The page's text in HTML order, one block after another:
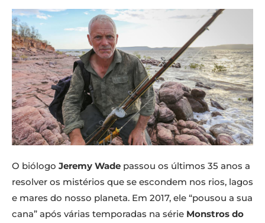
O biólogo Jeremy Wade passou os últimos 35 anos a
resolver os mistérios que se escondem nos rios, lagos
e mares do nosso planeta. Em 2017, ele “pousou a sua
cana” após várias temporadas na série Monstros do